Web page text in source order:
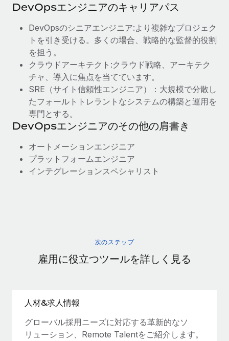
DevOpsエンジニアのキャリアパス
DevOpsのシニアエンジニア:より複雑なプロジェク
トを引き受ける。多くの場合、戦略的な監督的役割
を担う。
クラウドアーキテクト:クラウド戦略、アーキテク
チャ、導入に焦点を当てています。
SRE（サイト信頼性エンジニア）：大規模で分散し
たフォールトトレラントなシステムの構築と運用を
専門とする。
DevOpsエンジニアのその他の肩書き
オートメーションエンジニア
プラットフォームエンジニア
インテグレーションスペシャリスト
次のステップ
雇用に役立つツールを詳しく見る
人材&求人情報
グローバル採用ニーズに対応する革新的なソ
リューション、Remote Talentをご紹介します。